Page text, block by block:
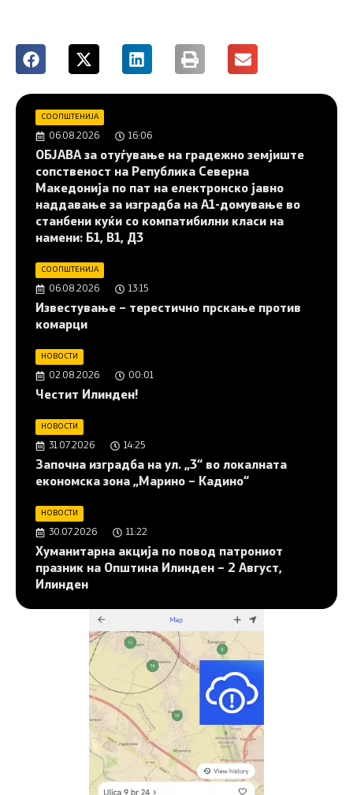
СООПШТЕНИЈА
06.08.2026 16:06
ОБЈАВА за отуѓување на градежно земјиште
сопственост на Република Северна
Македонија по пат на електронско јавно
наддавање за изградба на A1-домување во
станбени куќи со компатибилни класи на
намени: Б1, В1, Д3
СООПШТЕНИЈА
06.08.2026 13:15
Известување – терестично прскање против
комарци
НОВОСТИ
02.08.2026 00:01
Честит Илинден!
НОВОСТИ
31.07.2026 14:25
Започна изградба на ул. „3“ во локалната
економска зона „Марино – Кадино“
НОВОСТИ
30.07.2026 11:22
Хуманитарна акција по повод патрониот
празник на Општина Илинден – 2 Август,
Илинден